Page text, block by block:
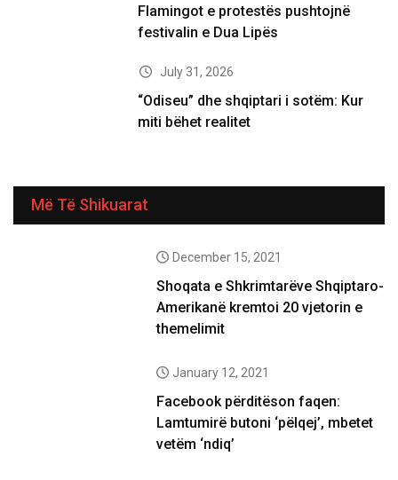
Flamingot e protestës pushtojnë
festivalin e Dua Lipës
July 31, 2026
“Odiseu” dhe shqiptari i sotëm: Kur
miti bëhet realitet
Më Të Shikuarat
December 15, 2021
Shoqata e Shkrimtarëve Shqiptaro-
Amerikanë kremtoi 20 vjetorin e
themelimit
January 12, 2021
Facebook përditëson faqen:
Lamtumirë butoni ‘pëlqej’, mbetet
vetëm ‘ndiq’